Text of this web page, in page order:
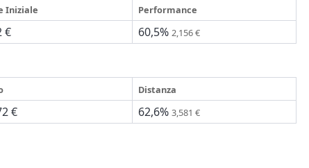
Iniziale Performance
€ 60,5% 2,156 €
Distanza
€ 62,6% 3,581 €